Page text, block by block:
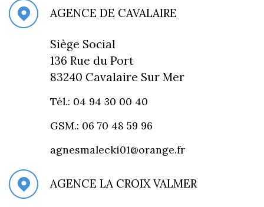
AGENCE DE CAVALAIRE
Siège Social
136 Rue du Port
83240 Cavalaire Sur Mer
Tél.: 04 94 30 00 40
GSM.: 06 70 48 59 96
agnesmalecki01@orange.fr
AGENCE LA CROIX VALMER